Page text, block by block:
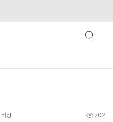
작성 702